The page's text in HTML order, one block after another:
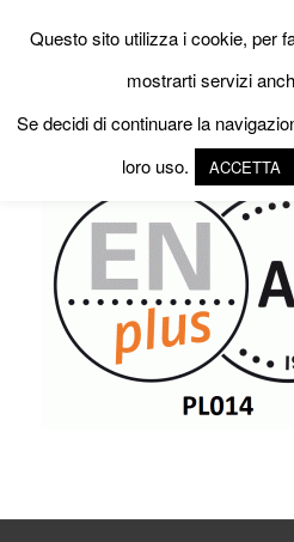
Questo sito utilizza i cookie, per
mostrarti servizi
Se decidi di continuare la
loro uso.
ACCETTA